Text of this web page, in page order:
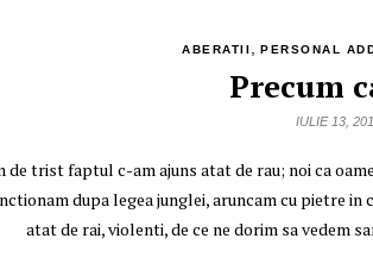
ABERATII ,PERSONAL
Precum
IULIE 13,
trist faptul c-am ajuns atat de rau; noi ca
dupa legea junglei, aruncam cu pietre
atat de rai, violenti, de ce ne dorim sa vedem